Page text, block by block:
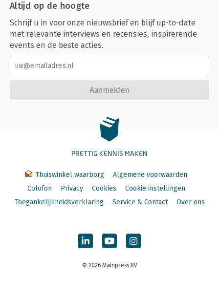
Altijd op de hoogte
Schrijf u in voor onze nieuwsbrief en blijf up-to-date
met relevante interviews en recensies, inspirerende
events en de beste acties.
Aanmelden
PRETTIG KENNIS MAKEN
Thuiswinkel waarborg
Algemene voorwaarden
Colofon
Privacy Cookies
Cookie instellingen
Toegankelijkheidsverklaring
Service & Contact Over ons
© 2026 Mainpress BV